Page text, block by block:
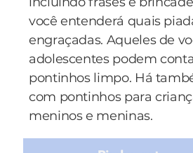
você entenderá quais
engraçadas. Aqueles de
adolescentes podem
pontinhos limpo. Há
com pontinhos para
meninos e meninas.